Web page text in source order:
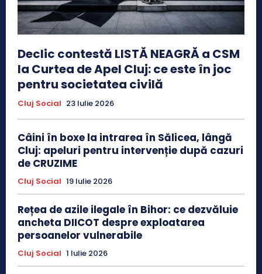
Declic contestă LISTĂ NEAGRĂ a CSM
la Curtea de Apel Cluj: ce este în joc
pentru societatea civilă
Cluj Social 23 Iulie 2026
Câini în boxe la intrarea în Sălicea, lângă
Cluj: apeluri pentru intervenție după cazuri
de CRUZIME
Cluj Social 19 Iulie 2026
Rețea de azile ilegale în Bihor: ce dezvăluie
ancheta DIICOT despre exploatarea
persoanelor vulnerabile
Cluj Social 1 Iulie 2026